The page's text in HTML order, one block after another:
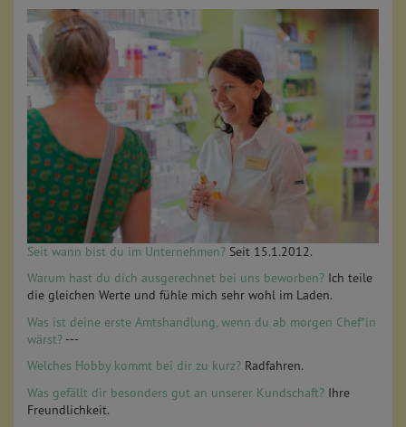
Seit wann bist du im Unternehmen? Seit 15.1.2012.
Warum hast du dich ausgerechnet bei uns beworben? Ich teile
die gleichen Werte und fühle mich sehr wohl im Laden.
Was ist deine erste Amtshandlung, wenn du ab morgen Chef*in
wärst? ---
Welches Hobby kommt bei dir zu kurz? Radfahren.
Was gefällt dir besonders gut an unserer Kundschaft? Ihre
Freundlichkeit.